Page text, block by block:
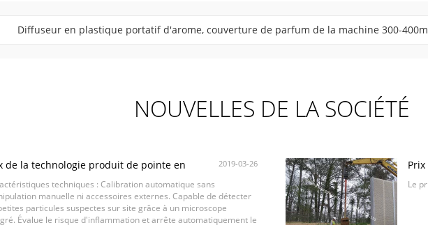
Matériel blanc d'acier inoxydable de capacité ultra grande de la machine 5L de
NOUVELLES DE LA SOCIÉTÉ
2019-03-26
de la technologie produit de pointe en
2019
techniques : Calibration automatique sans
manuelle ni accessoires externes. Capable de détecter
particules suspectes sur site grâce à un microscope
Évalue le risque d'inflammation et arrête automatiquement le
Le